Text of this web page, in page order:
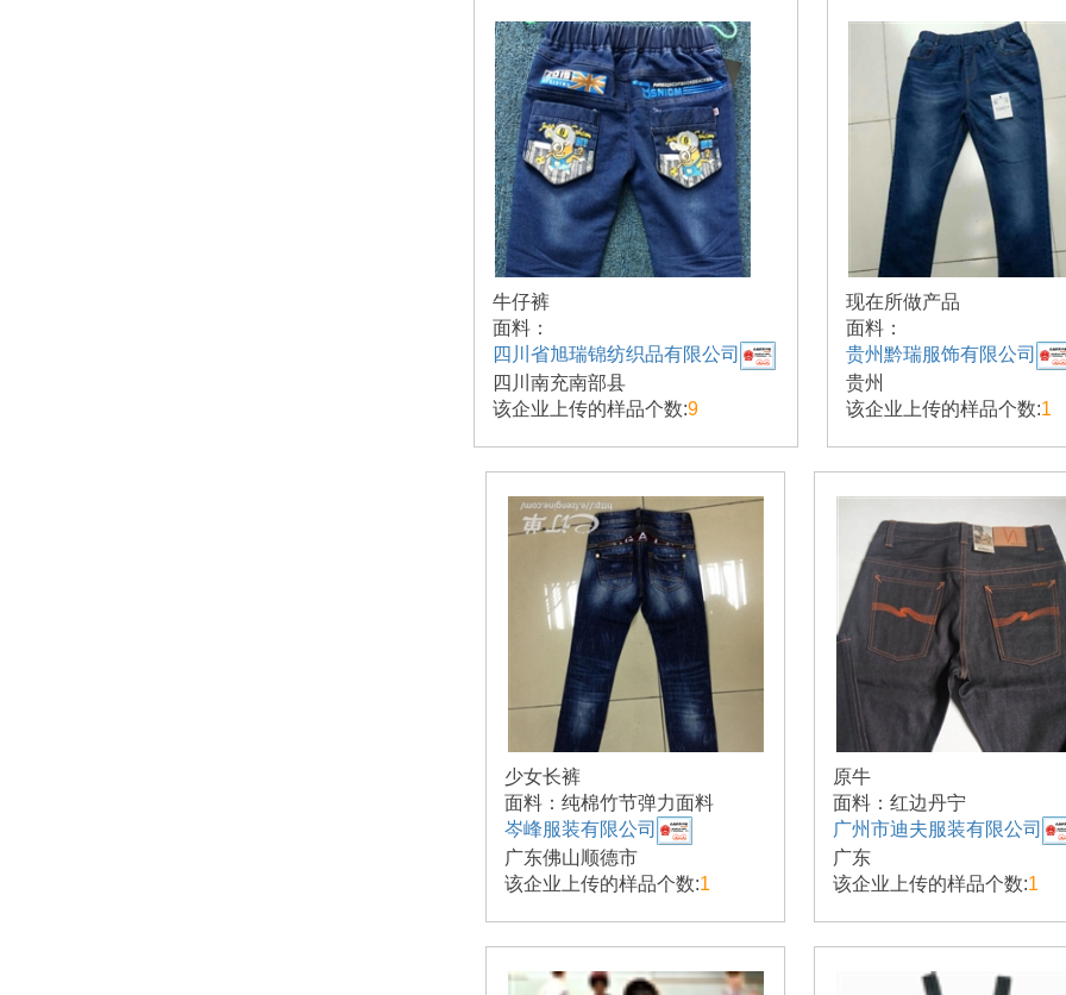
牛仔裤
面料：
四川省旭瑞锦纺织品有限公司
四川南充南部县
该企业上传的样品个数:9
现在所做产品
面料：
贵州黔瑞服饰有限公司
贵州
该企业上传的样品个数:1
少女长裤
面料：纯棉竹节弹力面料
岑峰服装有限公司
广东佛山顺德市
该企业上传的样品个数:1
原牛
面料：红边丹宁
广州市迪夫服装有限公司
广东
该企业上传的样品个数:1